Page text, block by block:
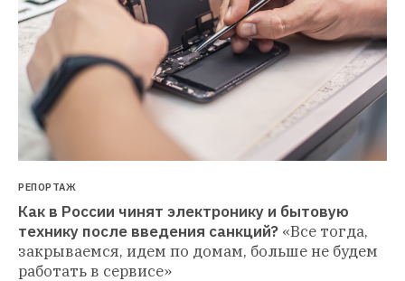
РЕПОРТАЖ
Как в России чинят электронику и бытовую
технику после введения санкций? «Все тогда,
закрываемся, идем по домам, больше не будем
работать в сервисе»